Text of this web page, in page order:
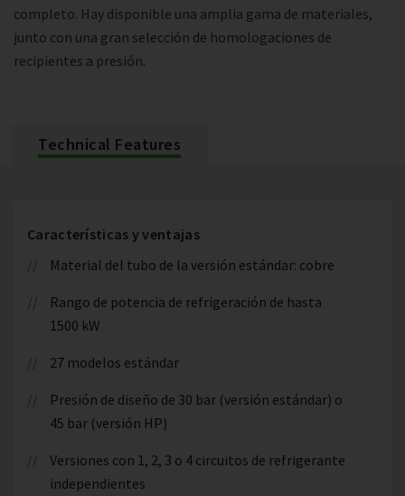
completo. Hay disponible una amplia gama de materiales,
junto con una gran selección de homologaciones de
recipientes a presión.
Technical Features
Características y ventajas
Material del tubo de la versión estándar: cobre
Rango de potencia de refrigeración de hasta
1500 kW
27 modelos estándar
Presión de diseño de 30 bar (versión estándar) o
45 bar (versión HP)
Versiones con 1, 2, 3 o 4 circuitos de refrigerante
independientes